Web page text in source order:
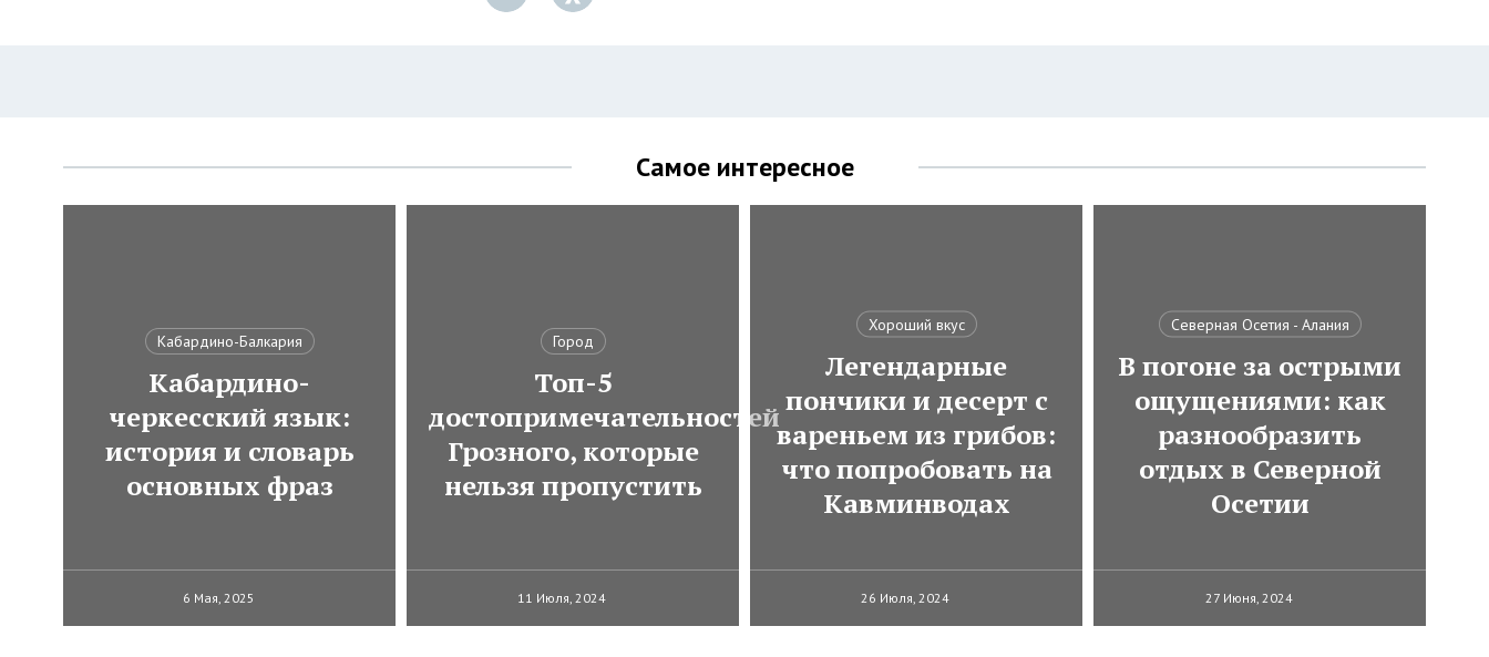
Самое интересное
Кабардино-Балкария
Кабардино-
черкесский язык:
история и словарь
основных фраз
6 Мая, 2025
Город
Топ-5
достопримечательностей
Грозного, которые
нельзя пропустить
11 Июля, 2024
Хороший вкус
Легендарные
пончики и десерт с
вареньем из грибов:
что попробовать на
Кавминводах
26 Июля, 2024
Северная Осетия - Алания
В погоне за острыми
ощущениями: как
разнообразить
отдых в Северной
Осетии
27 Июня, 2024